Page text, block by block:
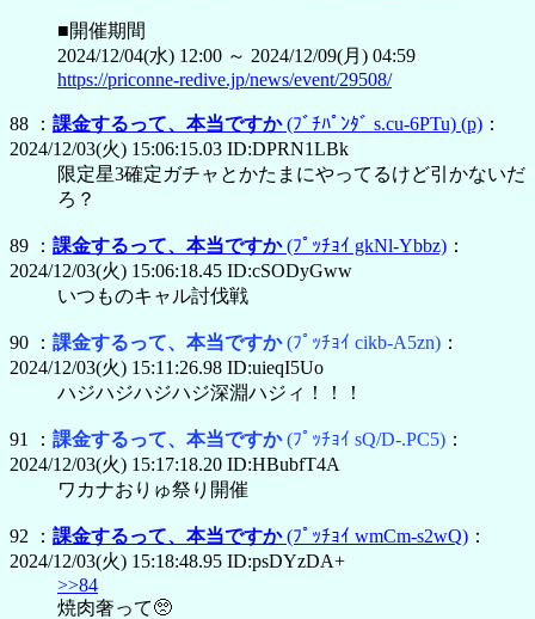
■開催期間
2024/12/04(水) 12:00 ～ 2024/12/09(月) 04:59
https://priconne-redive.jp/news/event/29508/
88 ： 課金するって、本当ですか(ﾌﾞﾁﾊﾟﾝﾀﾞ s.cu-6PTu) (p) ：
2024/12/03(火) 15:06:15.03 ID:DPRN1LBk
限定星3確定ガチャとかたまにやってるけど引かないだ
ろ？
89 ： 課金するって、本当ですか(ﾌﾟｯﾁｮｲ gkNl-Ybbz) ：
2024/12/03(火) 15:06:18.45 ID:cSODyGww
いつものキャル討伐戦
90 ： 課金するって、本当ですか(ﾌﾟｯﾁｮｲ cikb-A5zn) ：
2024/12/03(火) 15:11:26.98 ID:uieqI5Uo
ハジハジハジハジ深淵ハジィ！！！
91 ： 課金するって、本当ですか(ﾌﾟｯﾁｮｲ sQ/D-.PC5) ：
2024/12/03(火) 15:17:18.20 ID:HBubfT4A
ワカナおりゅ祭り開催
92 ： 課金するって、本当ですか(ﾌﾟｯﾁｮｲ wmCm-s2wQ) ：
2024/12/03(火) 15:18:48.95 ID:psDYzDA+
>>84
焼肉奢って🥺